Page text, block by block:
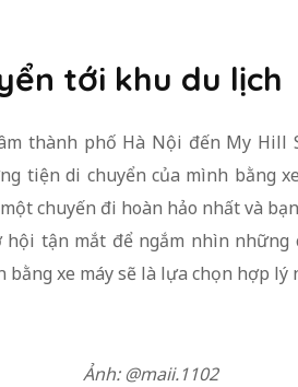
tới khu du lịch
thành phố Hà Nội đến My Hill
tiện di chuyển của mình bằng
chuyến đi hoàn hảo nhất và
hội tận mắt để ngắm nhìn
bằng xe máy sẽ là lựa chọn hợp lý
Ảnh: @maii.1102